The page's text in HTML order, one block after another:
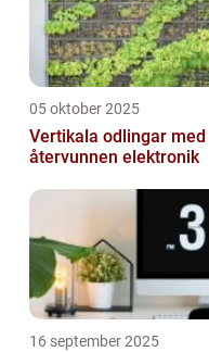
05 oktober 2025
Vertikala odlingar med
återvunnen elektronik
16 september 2025